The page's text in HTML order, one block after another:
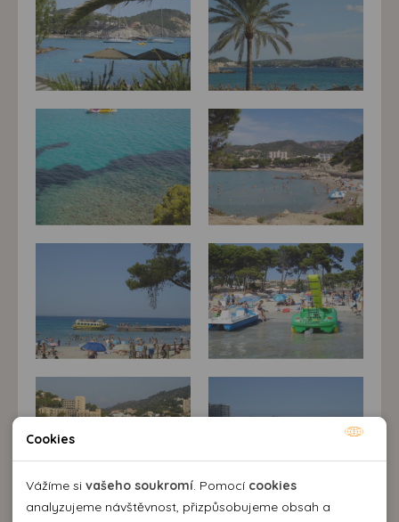
Cookies
Vážíme si vašeho soukromí. Pomocí cookies
analyzujeme návštěvnost, přizpůsobujeme obsah a
Nutné cookies pomáhají, aby byla webová stránka
použitelná tak, že umožní základní funkce jako navigace